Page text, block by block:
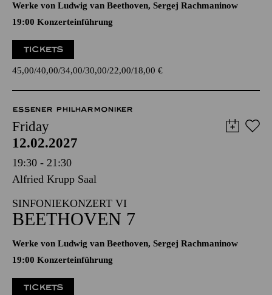
Werke von Ludwig van Beethoven, Sergej Rachmaninow
19:00 Konzerteinführung
TICKETS
45,00 40,00 34,00 30,00 22,00 18,00 €
ESSENER PHILHARMONIKER
Friday
12.02.2027
19:30 - 21:30
Alfried Krupp Saal
SINFONIEKONZERT VI
BEETHOVEN 7
Werke von Ludwig van Beethoven, Sergej Rachmaninow
19:00 Konzerteinführung
TICKETS